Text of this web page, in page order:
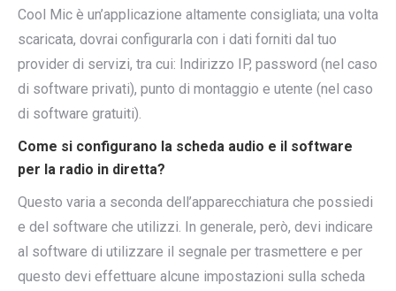
Cool Mic è un’applicazione altamente consigliata; una volta
scaricata, dovrai configurarla con i dati forniti dal tuo
provider di servizi, tra cui: Indirizzo IP, password (nel caso
di software privati), punto di montaggio e utente (nel caso
di software gratuiti).
Come si configurano la scheda audio e il software
per la radio in diretta?
Questo varia a seconda dell’apparecchiatura che possiedi
e del software che utilizzi. In generale, però, devi indicare
al software di utilizzare il segnale per trasmettere e per
questo devi effettuare alcune impostazioni sulla scheda